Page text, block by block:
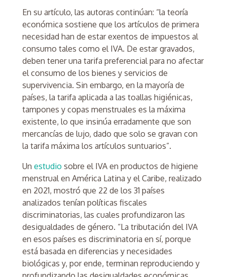
En su artículo, las autoras continúan: “la teoría
económica sostiene que los artículos de primera
necesidad han de estar exentos de impuestos al
consumo tales como el IVA. De estar gravados,
deben tener una tarifa preferencial para no afectar
el consumo de los bienes y servicios de
supervivencia. Sin embargo, en la mayoría de
países, la tarifa aplicada a las toallas higiénicas,
tampones y copas menstruales es la máxima
existente, lo que insinúa erradamente que son
mercancías de lujo, dado que solo se gravan con
la tarifa máxima los artículos suntuarios”.
Un estudio sobre el IVA en productos de higiene
menstrual en América Latina y el Caribe, realizado
en 2021, mostró que 22 de los 31 países
analizados tenían políticas fiscales
discriminatorias, las cuales profundizaron las
desigualdades de género. “La tributación del IVA
en esos países es discriminatoria en sí, porque
está basada en diferencias y necesidades
biológicas y, por ende, terminan reproduciendo y